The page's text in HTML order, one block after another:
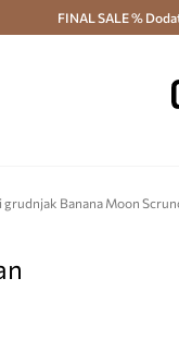
i povrat (od 70€) >
FINAL SALE %
grudnjak Banana Moon